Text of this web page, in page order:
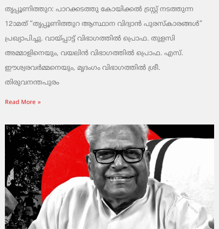
തൃപ്പൂണിത്തുറ: പാറക്കടത്തു കോയിക്കൽ ട്രസ്റ്റ് നടത്തുന്ന
12ാമത് “തൃപ്പൂണിത്തുറ ആസ്ഥാന വിദ്വാൻ പുരസ്‌കാരങ്ങൾ”
പ്രഖ്യാപിച്ചു. വായ്‌പ്പാട്ട് വിഭാഗത്തിൽ പ്രൊഫ. തുളസി
അമ്മാളിനെയും, വയലിൻ വിഭാഗത്തിൽ പ്രൊഫ. എസ്.
ഈശ്വരവർമ്മനെയും, മൃദംഗം വിഭാഗത്തിൽ ശ്രീ.
തിരുവനന്തപുരം
Read More »